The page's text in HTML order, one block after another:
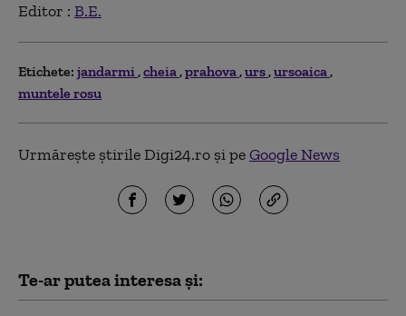
Editor : B.E.
Etichete: jandarmi cheia prahova urs ursoaica
muntele rosu
Urmărește știrile Digi24.ro și peGoogle News
Te-ar putea interesa și: